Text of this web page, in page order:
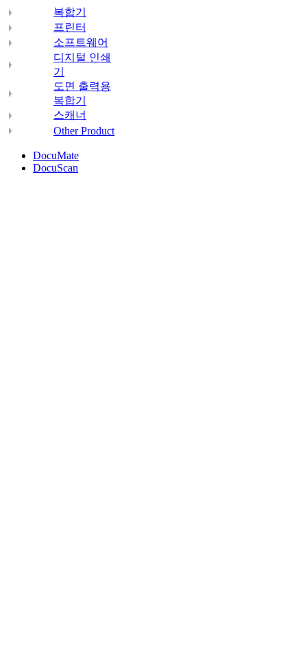
복합기
프린터
소프트웨어
디지털 인쇄
기
도면 출력용
복합기
스캐너
Other Product
DocuMate
DocuScan